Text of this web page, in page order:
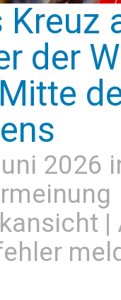
Kreuz
der
2026
|